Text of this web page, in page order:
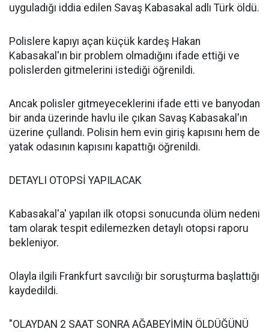
uyguladığı iddia edilen Savaş Kabasakal adlı Türk öldü.
Polislere kapıyı açan küçük kardeş Hakan
Kabasakal'ın bir problem olmadığını ifade ettiği ve
polislerden gitmelerini istediği öğrenildi.
Ancak polisler gitmeyeceklerini ifade etti ve banyodan
bir anda üzerinde havlu ile çıkan Savaş Kabasakal'ın
üzerine çullandı. Polisin hem evin giriş kapısını hem de
yatak odasının kapısını kapattığı öğrenildi.
DETAYLI OTOPSİ YAPILACAK
Kabasakal'a' yapılan ilk otopsi sonucunda ölüm nedeni
tam olarak tespit edilemezken detaylı otopsi raporu
bekleniyor.
Olayla ilgili Frankfurt savcılığı bir soruşturma başlattığı
kaydedildi.
"OLAYDAN 2 SAAT SONRA AĞABEYİMİN ÖLDÜĞÜNÜ